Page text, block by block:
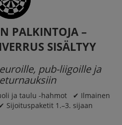
PALKINTOJA –
SISÄLTYY
pub-liigoille ja
ja taulu -hahmot ✔ Ilmainen
1.–3. sijaan